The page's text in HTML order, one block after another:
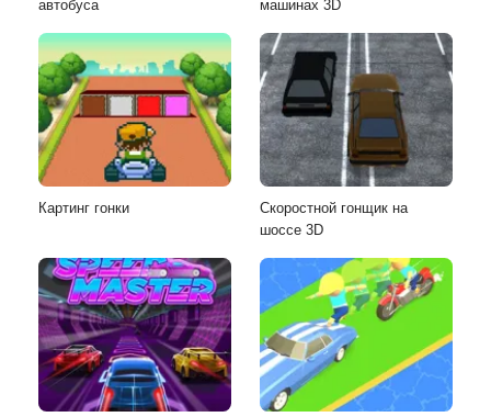
автобуса
машинах 3D
Картинг гонки
Скоростной гонщик на
шоссе 3D